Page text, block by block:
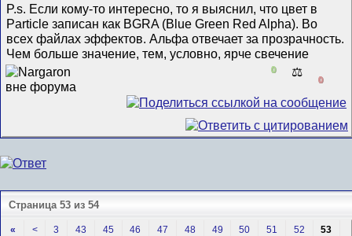
P.s. Если кому-то интересно, то я выяснил, что цвет в
Particle записан как BGRA (Blue Green Red Alpha). Во
всех файлах эффектов. Альфа отвечает за прозрачность.
Чем больше значение, тем, условно, ярче свечение
0 ⚖️
0
Страница 53 из 54
« < 3 43 45 46 47 48 49 50 51 52
53